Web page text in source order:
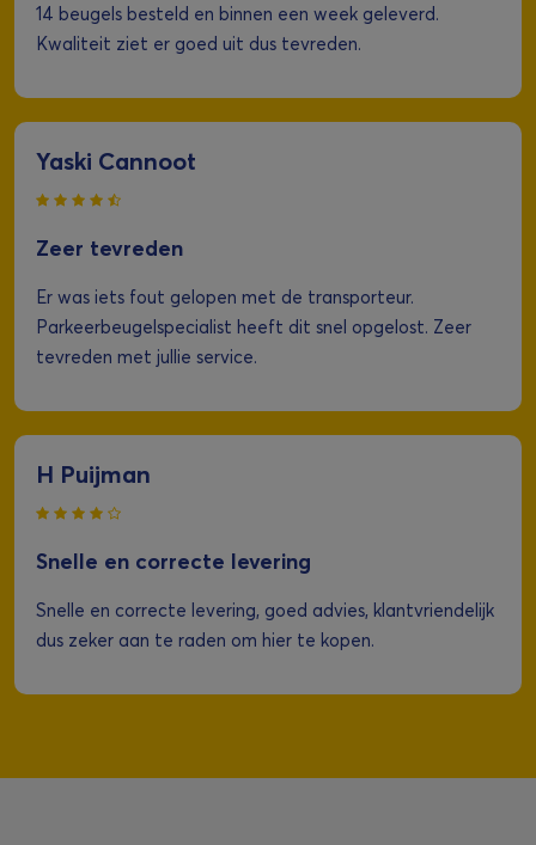
14 beugels besteld en binnen een week geleverd.
Kwaliteit ziet er goed uit dus tevreden.
Yaski Cannoot
Zeer tevreden
Er was iets fout gelopen met de transporteur.
Parkeerbeugelspecialist heeft dit snel opgelost. Zeer
tevreden met jullie service.
H Puijman
Snelle en correcte levering
Snelle en correcte levering, goed advies, klantvriendelijk
dus zeker aan te raden om hier te kopen.